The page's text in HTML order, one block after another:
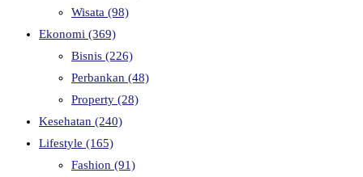
Wisata (98)
Ekonomi (369)
Bisnis (226)
Perbankan (48)
Property (28)
Kesehatan (240)
Lifestyle (165)
Fashion (91)